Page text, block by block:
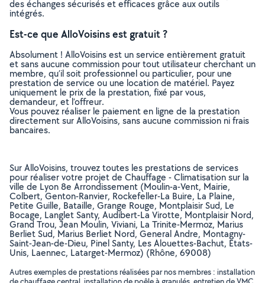
des échanges sécurisés et efficaces grâce aux outils
intégrés.
Est-ce que AlloVoisins est gratuit ?
Absolument ! AlloVoisins est un service entièrement gratuit
et sans aucune commission pour tout utilisateur cherchant un
membre, qu’il soit professionnel ou particulier, pour une
prestation de service ou une location de matériel. Payez
uniquement le prix de la prestation, fixé par vous,
demandeur, et l’offreur.
Vous pouvez réaliser le paiement en ligne de la prestation
directement sur AlloVoisins, sans aucune commission ni frais
bancaires.
Sur AlloVoisins, trouvez toutes les prestations de services
pour réaliser votre projet de Chauffage - Climatisation sur la
ville de Lyon 8e Arrondissement (Moulin-a-Vent, Mairie,
Colbert, Genton-Ranvier, Rockefeller-La Buire, La Plaine,
Petite Guille, Bataille, Grange Rouge, Montplaisir Sud, Le
Bocage, Langlet Santy, Audibert-La Virotte, Montplaisir Nord,
Grand Trou, Jean Moulin, Viviani, La Trinite-Mermoz, Marius
Berliet Sud, Marius Berliet Nord, General Andre, Montagny-
Saint-Jean-de-Dieu, Pinel Santy, Les Alouettes-Bachut, Etats-
Unis, Laennec, Latarget-Mermoz) (Rhône, 69008)
Autres exemples de prestations réalisées par nos membres : installation